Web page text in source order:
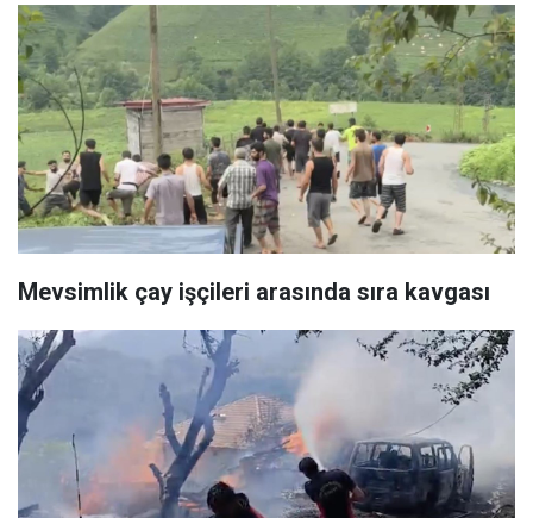
Mevsimlik çay işçileri arasında sıra kavgası